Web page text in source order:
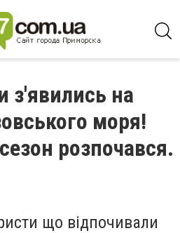
з'явились на
моря!
розпочався.
що відпочивали